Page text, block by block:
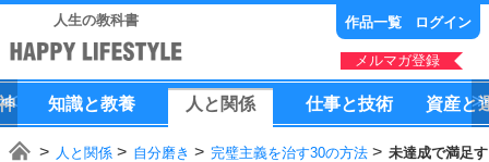
人生の教科書 作品一覧 ログイン
メルマガ登録
知識と教養 人 と 関係 仕事と技術 資産と
人と関係 自分磨き 完璧主義を治す30の方法 未達成で満足